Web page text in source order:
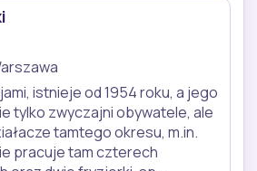
istnieje od 1954 roku, a jego
tylko zwyczajni obywatele, ale
tamtego okresu, m.in.
pracuje tam czterech